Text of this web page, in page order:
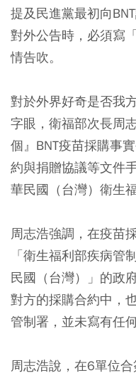
提及民進黨最初向
對外公告時，必須寫
情告吹。
對於外界好奇是否我
字眼，衛福部次長周
個』BNT疫苗採購事
約與捐贈協議等文件
華民國（台灣）衛生
周志浩強調，在疫苗
「衛生福利部疾病管
民國（台灣）」的政
對方的採購合約中，
管制署，並未寫有任
周志浩說，在6單位